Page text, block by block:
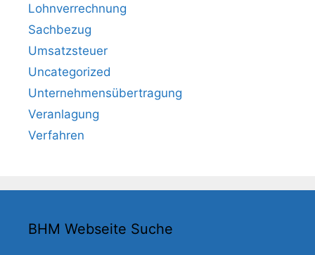
Lohnverrechnung
Sachbezug
Umsatzsteuer
Uncategorized
Unternehmensübertragung
Veranlagung
Verfahren
BHM Webseite Suche